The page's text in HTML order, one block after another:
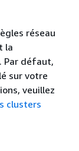
réseau
la
Par défaut,
sur votre
veuillez
clusters